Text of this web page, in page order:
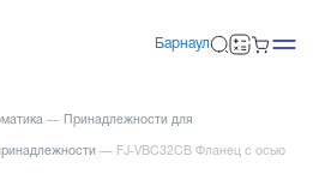
Барнаул
— Принадлежности для
— FJ-VBC32CB Фланец с осью